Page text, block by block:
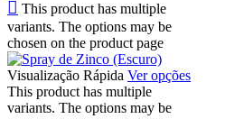
This product has multiple
variants. The options may be
chosen on the product page
Visualização Rápida Ver opções
This product has multiple
variants. The options may be